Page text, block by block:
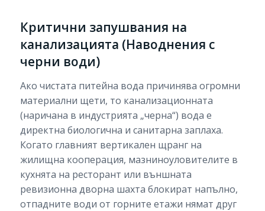
Критични запушвания на
канализацията (Наводнения с
черни води)
Ако чистата питейна вода причинява огромни
материални щети, то канализационната
(наричана в индустрията „черна“) вода е
директна биологична и санитарна заплаха.
Когато главният вертикален щранг на
жилищна кооперация, мазниноуловителите в
кухнята на ресторант или външната
ревизионна дворна шахта блокират напълно,
отпадните води от горните етажи нямат друг